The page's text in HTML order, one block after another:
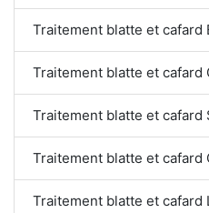
Traitement blatte et cafard
Traitement blatte et cafard
Traitement blatte et cafard
Traitement blatte et cafard
Traitement blatte et cafard